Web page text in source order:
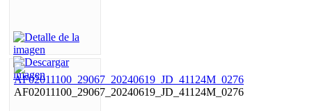
AF02011100_29067_20240619_JD_41124M_0276